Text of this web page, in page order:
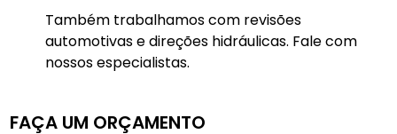
Também trabalhamos com revisões
automotivas e direções hidráulicas. Fale com
nossos especialistas.
FAÇA UM ORÇAMENTO